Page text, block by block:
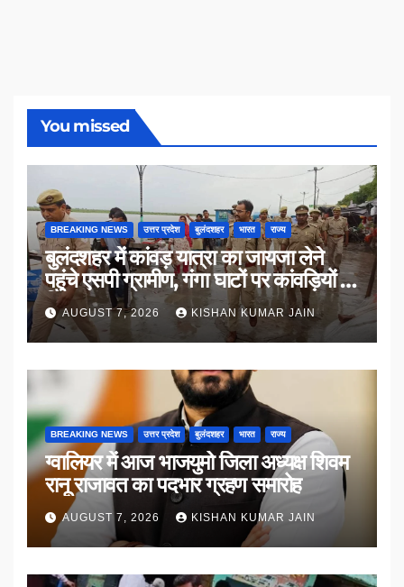
You missed
BREAKING NEWS उत्तर प्रदेश बुलंदशहर भारत राज्य
बुलंदशहर में कांवड़ यात्रा का जायजा लेने
पहुंचे एसपी ग्रामीण, गंगा घाटों पर कांवड़ियों से
किया संवाद
AUGUST 7, 2026 KISHAN KUMAR JAIN
BREAKING NEWS उत्तर प्रदेश बुलंदशहर भारत राज्य
ग्वालियर में आज भाजयुमो जिला अध्यक्ष शिवम
रानू राजावत का पदभार ग्रहण समारोह
AUGUST 7, 2026 KISHAN KUMAR JAIN